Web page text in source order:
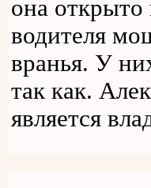
она открыто
водителя
вранья. У
так как.
является